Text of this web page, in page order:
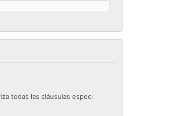
todas las cláusulas especi